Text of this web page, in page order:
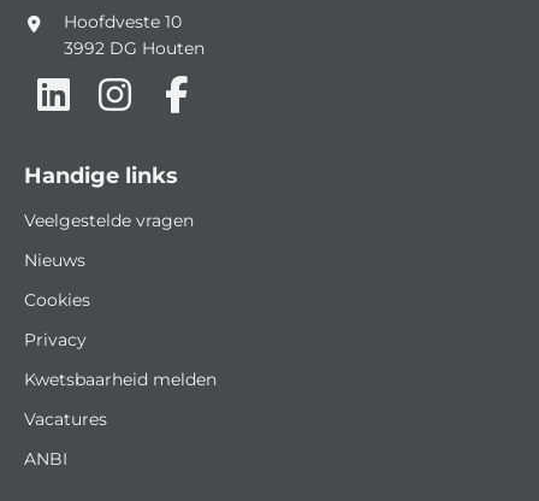
Handige links
Veelgestelde vragen
Nieuws
Cookies
Privacy
Kwetsbaarheid melden
Vacatures
ANBI
Hoofdveste 10
3992 DG Houten